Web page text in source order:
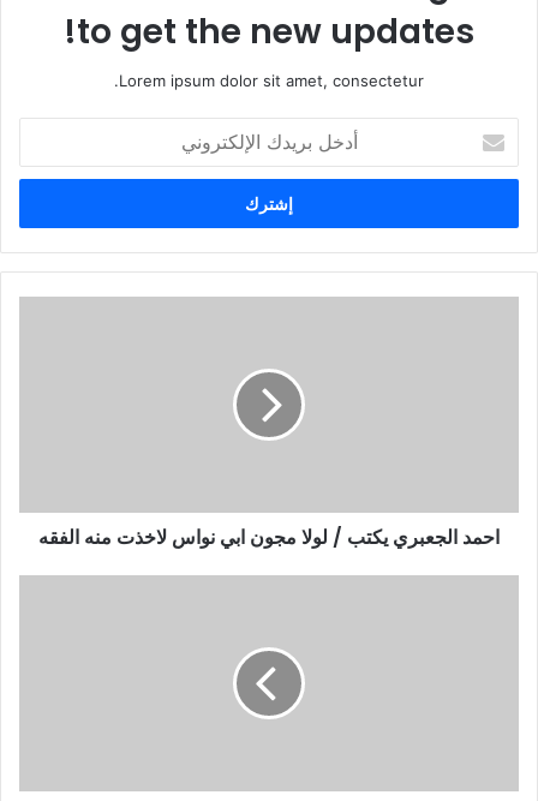
to get the new updates!
Lorem ipsum dolor sit amet, consectetur.
خ
ب
ر
ر
احمد الجعبري يكتب / لولا مجون ابي نواس لاخذت منه الفقه